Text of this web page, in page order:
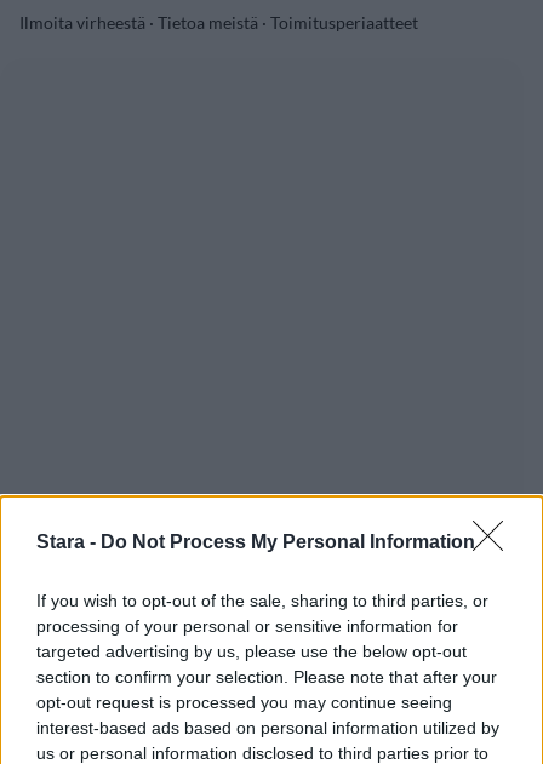
Stara - Do Not Process My Personal Information
If you wish to opt-out of the sale, sharing to third parties, or
processing of your personal or sensitive information for
targeted advertising by us, please use the below opt-out
section to confirm your selection. Please note that after your
opt-out request is processed you may continue seeing
interest-based ads based on personal information utilized by
us or personal information disclosed to third parties prior to
Ilmoita virheestä · Tietoa meistä · Toimitusperiaatteet